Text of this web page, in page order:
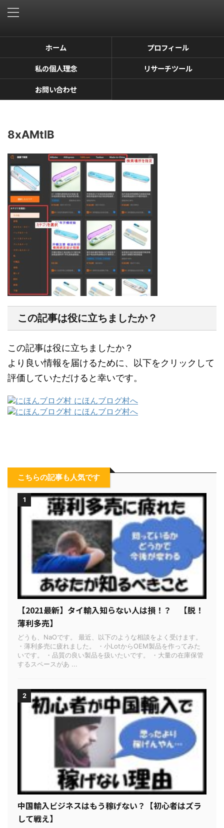
ホーム
プロフィール
私の個人理念
リサーチツール
お問い合わせ
8xAMtlB
この記事は役に立ちましたか？
この記事は役に立ちましたか？
より良い情報を届けるために、以下をクリックして
評価していただけると幸いです。
こちらの記事も人気です
1
【2021最新】タイ輸入知らない人は損！？ 【脱！
薄利多売】
どうも、NaOです。 最近、以下のような相談をよく受けます。
・薄利多売に疲れました。 ・小LotからOEM製品を作ってみた
いです。 ・品質の良い製品を扱いたいです。 ・大量の在庫保管
するスペースがあ ...
2
中国輸入ビジネスはもう稼げない？【初心者はズラ
して戦え】